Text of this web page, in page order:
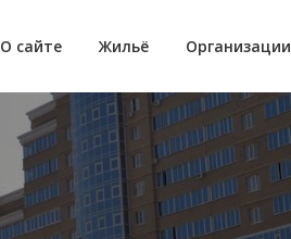
О сайте Жильё Организации